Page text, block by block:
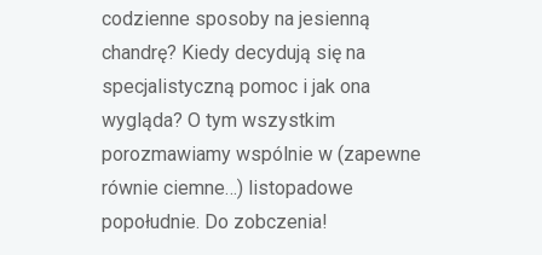
codzienne sposoby na jesienną
chandrę? Kiedy decydują się na
specjalistyczną pomoc i jak ona
wygląda? O tym wszystkim
porozmawiamy wspólnie w (zapewne
równie ciemne…) listopadowe
popołudnie. Do zobczenia!